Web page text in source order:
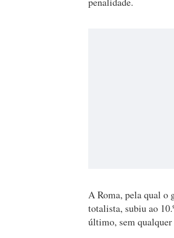
A Roma, pela qual o
totalista, subiu ao
último, sem